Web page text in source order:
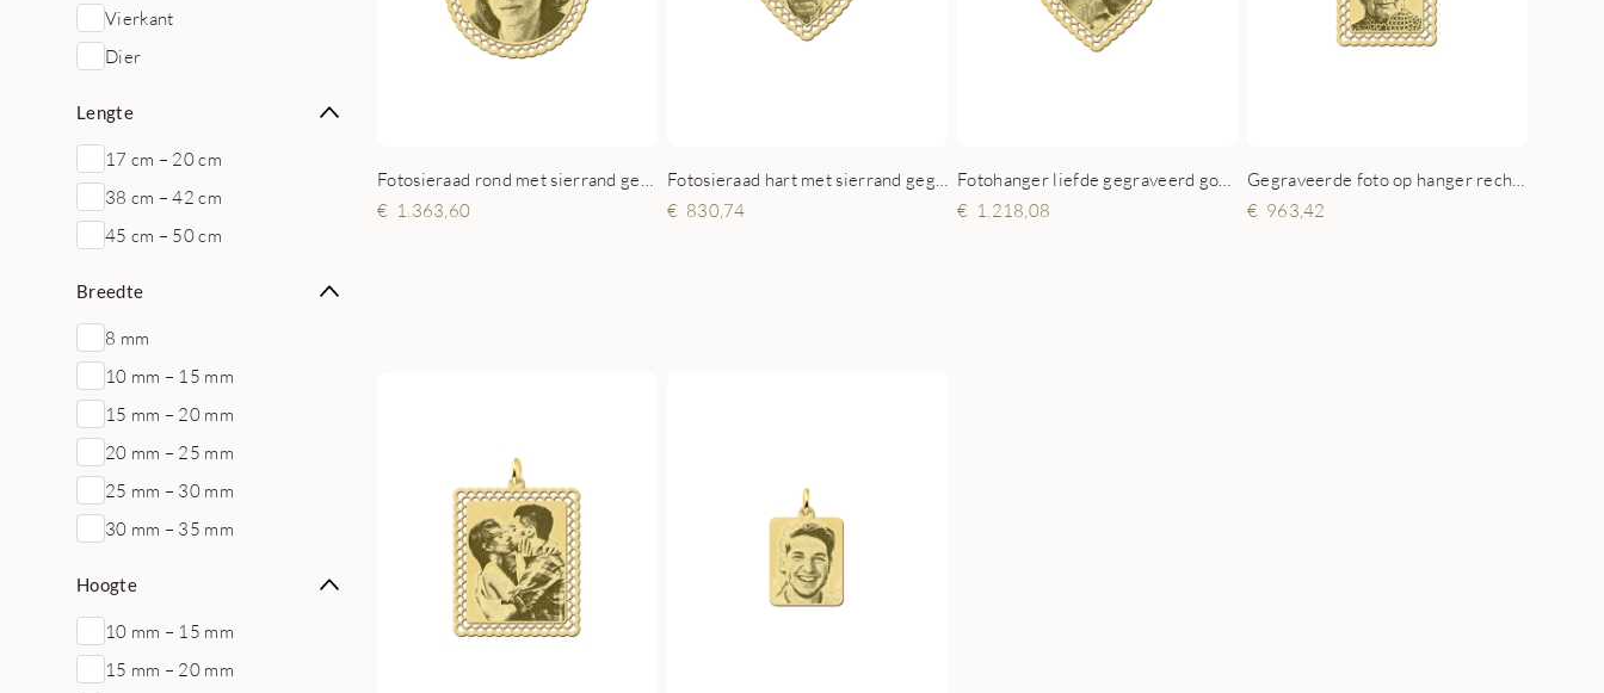
Vierkant
Dier
Lengte
17 cm – 20 cm
38 cm – 42 cm
45 cm – 50 cm
Breedte
8 mm
10 mm – 15 mm
15 mm – 20 mm
20 mm – 25 mm
25 mm – 30 mm
30 mm – 35 mm
Hoogte
10 mm – 15 mm
15 mm – 20 mm
1.363,60
830,74
1.218,08
963,42